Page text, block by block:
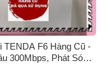
TENDA F6 Hàng Cũ -
300Mbps, Phát Sóng
Đơn Giản và Dễ Cài